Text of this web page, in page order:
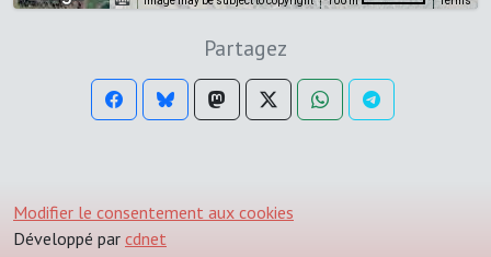
Partagez
Modifier le consentement aux cookies
Développé par cdnet